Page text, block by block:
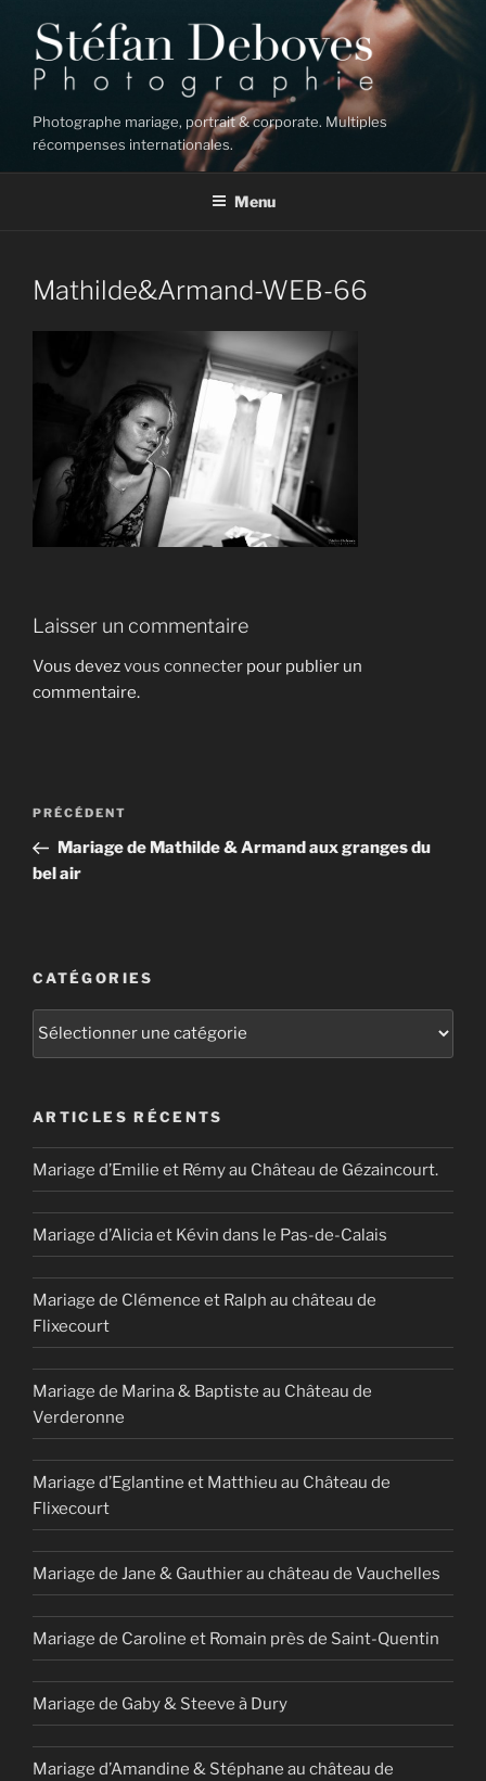
contenu
principal
Photographe mariage, portrait & corporate. Multiples
récompenses internationales.
Menu
Mathilde&Armand-WEB-66
Laisser un commentaire
Vous devezvous connecter pour publier un
commentaire.
Navigation
l’article
Article
précédent
PRÉCÉDENT
Mariage de Mathilde & Armand aux granges du
bel air
CATÉGORIES
Catégories
ARTICLES RÉCENTS
Mariage d’Emilie et Rémy au Château de Gézaincourt.
Mariage d’Alicia et Kévin dans le Pas-de-Calais
Mariage de Clémence et Ralph au château de
Flixecourt
Mariage de Marina & Baptiste au Château de
Verderonne
Mariage d’Eglantine et Matthieu au Château de
Flixecourt
Mariage de Jane & Gauthier au château de Vauchelles
Mariage de Caroline et Romain près de Saint-Quentin
Mariage de Gaby & Steeve à Dury
Mariage d’Amandine & Stéphane au château de